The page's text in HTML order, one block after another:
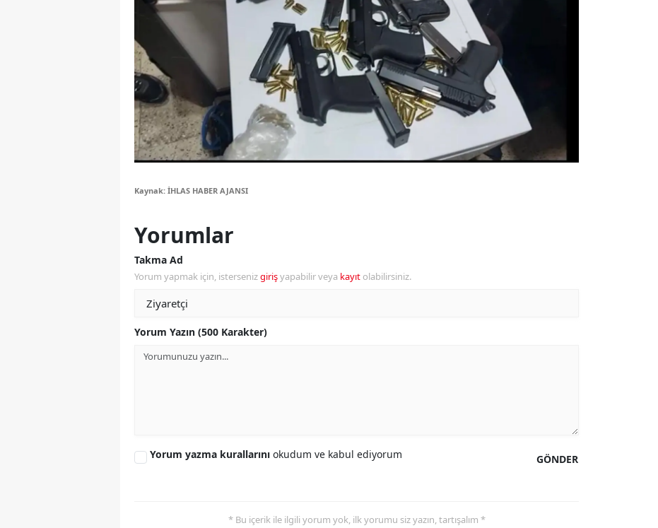
Bayburt
Karaman
Kırıkkale
Şırnak
Kaynak: İHLAS HABER AJANSI
Yorumlar
Takma Ad
Yorum yapmak için, istersenizgirişyapabilir veya kayıt olabilirsiniz.
Yorum Yazın (500 Karakter)
GÖNDER
Yorum yazma kurallarını okudum ve kabul ediyorum
* Bu içerik ile ilgili yorum yok, ilk yorumu siz yazın, tartışalım *